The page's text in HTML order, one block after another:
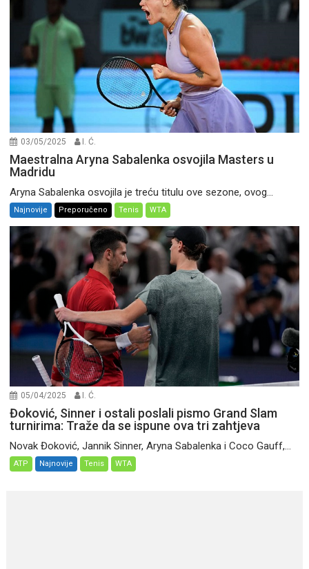
03/05/2025 I. Ć.
Maestralna Aryna Sabalenka osvojila Masters u
Madridu
Aryna Sabalenka osvojila je treću titulu ove sezone, ovog...
Najnovije Preporučeno Tenis WTA
05/04/2025 I. Ć.
Đoković, Sinner i ostali poslali pismo Grand Slam
turnirima: Traže da se ispune ova tri zahtjeva
Novak Đoković, Jannik Sinner, Aryna Sabalenka i Coco Gauff,...
ATP Najnovije Tenis WTA